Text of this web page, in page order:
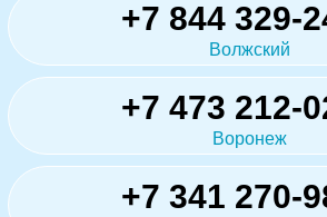
+7 844 329-
Волжский
+7 473 212-
Воронеж
+7 341 270-